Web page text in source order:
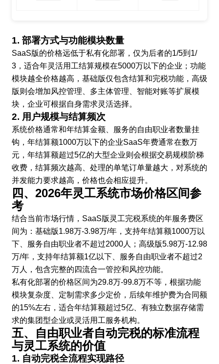
1. 部署方式与功能模块数量
SaaS版的价格远低于私有化部署，仅为后者的1/5到1/
3，适合年灵活用工结算规模在5000万以下的企业；功能
模块越全价格越高，基础版仅包含结算和完税功能，高级
版则会增加风控管理、多主体管理、智能对账等扩展模
块，企业可根据自身需求灵活选择。
2. 用户规模与结算频次
系统价格通常和年结算金额、服务的自由职业者数量挂
钩，年结算额1000万以下的企业SaaS年费通常在数万
元，年结算额超过5亿的大型企业则会根据交易规模阶梯
收费，结算频次越高、处理的单笔订单量越大，对系统的
并发能力要求越高，价格也会相应提升。
四、2026年灵工系统市场价格区间参
考
结合当前市场行情，SaaS版灵工完税系统的年服务费区
间为：基础版1.98万-3.98万/年，支持年结算额1000万以
下、服务自由职业者不超过2000人；高级版5.98万-12.98
万/年，支持年结算额1亿以下、服务自由职业者不超过2
万人，包含完整的四流合一管控和风控功能。
私有化部署的价格区间为29.8万-99.8万不等，根据功能
模块复杂度、定制需求多少定价，后续年维护费为合同额
的15%左右，适合年结算额超过5亿、有独立数据存储需
求的集团型企业或灵活用工服务机构。
五、自由职业者自动完税的标准流程
与灵工系统的价值
1. 自动完税全流程实现路径